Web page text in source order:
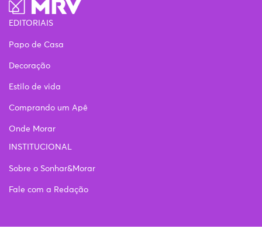
EDITORIAIS
Papo de Casa
Decoração
Estilo de vida
Comprando um Apê
Onde Morar
INSTITUCIONAL
Sobre o Sonhar&Morar
Fale com a Redação